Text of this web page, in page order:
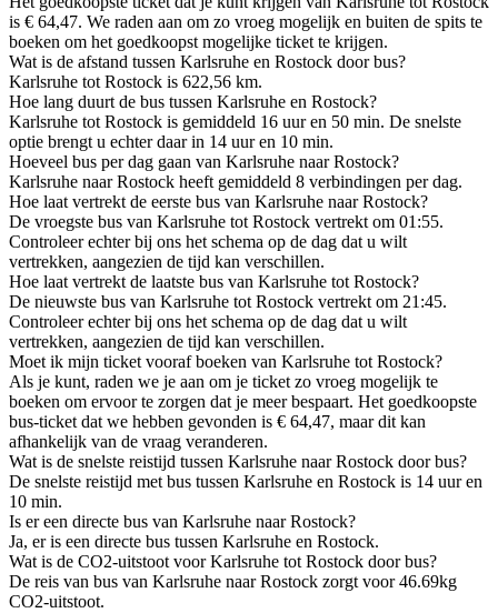
is € 64,47. We raden aan om zo vroeg mogelijk en buiten de spits te
boeken om het goedkoopst mogelijke ticket te krijgen.
Wat is de afstand tussen Karlsruhe en Rostock door bus?
Karlsruhe tot Rostock is 622,56 km.
Hoe lang duurt de bus tussen Karlsruhe en Rostock?
Karlsruhe tot Rostock is gemiddeld 16 uur en 50 min. De snelste
optie brengt u echter daar in 14 uur en 10 min.
Hoeveel bus per dag gaan van Karlsruhe naar Rostock?
Karlsruhe naar Rostock heeft gemiddeld 8 verbindingen per dag.
Hoe laat vertrekt de eerste bus van Karlsruhe naar Rostock?
De vroegste bus van Karlsruhe tot Rostock vertrekt om 01:55.
Controleer echter bij ons het schema op de dag dat u wilt
vertrekken, aangezien de tijd kan verschillen.
Hoe laat vertrekt de laatste bus van Karlsruhe tot Rostock?
De nieuwste bus van Karlsruhe tot Rostock vertrekt om 21:45.
Controleer echter bij ons het schema op de dag dat u wilt
vertrekken, aangezien de tijd kan verschillen.
Moet ik mijn ticket vooraf boeken van Karlsruhe tot Rostock?
Als je kunt, raden we je aan om je ticket zo vroeg mogelijk te
boeken om ervoor te zorgen dat je meer bespaart. Het goedkoopste
bus-ticket dat we hebben gevonden is € 64,47, maar dit kan
afhankelijk van de vraag veranderen.
Wat is de snelste reistijd tussen Karlsruhe naar Rostock door bus?
De snelste reistijd met bus tussen Karlsruhe en Rostock is 14 uur en
10 min.
Is er een directe bus van Karlsruhe naar Rostock?
Ja, er is een directe bus tussen Karlsruhe en Rostock.
Wat is de CO2-uitstoot voor Karlsruhe tot Rostock door bus?
De reis van bus van Karlsruhe naar Rostock zorgt voor 46.69kg
CO2-uitstoot.